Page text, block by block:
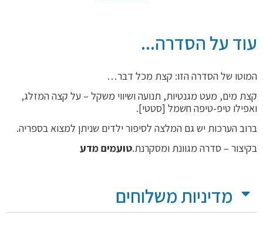
עוד על הסדרה...
המוטו של הסדרה הזו: קצת מכל דבר…
קצת מים, מעט מגנטיות, תנועה ושיווי משקל – על קצה המזלג,
ואפילו טיפ-טיפה חשמל [סטטי].
ברוב הערכות יש גם המלצה לסיפור ילדים שניתן למצוא בספריה.
בקיצור – סדרה מגוונת ומסקרנת.טועמים מדע
מדיניות משלוחים